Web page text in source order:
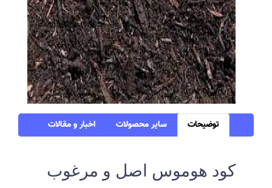
توضیحات سایر محصولات اخبار و مقالات
کود هوموس اصل و مرغوب